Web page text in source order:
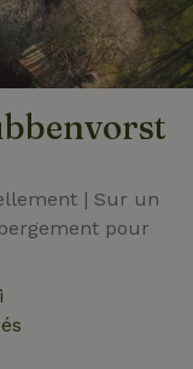
| Sur un
pour